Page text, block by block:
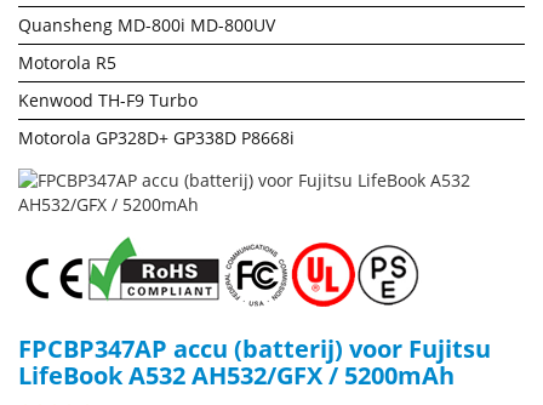
Quansheng MD-800i MD-800UV
Motorola R5
Kenwood TH-F9 Turbo
Motorola GP328D+ GP338D P8668i
FPCBP347AP accu (batterij) voor Fujitsu
LifeBook A532 AH532/GFX / 5200mAh